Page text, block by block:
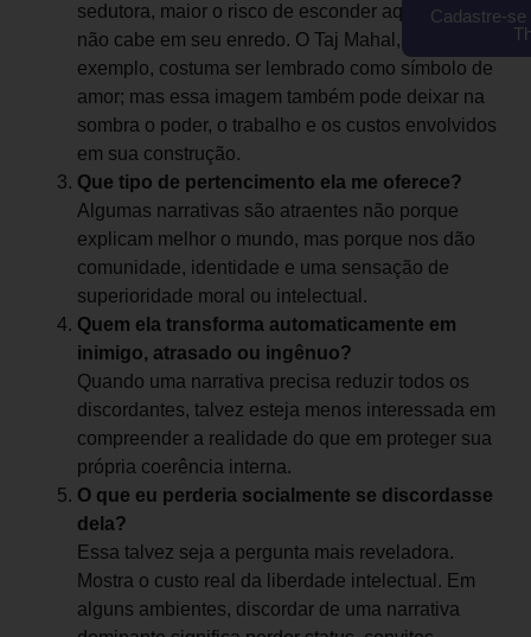
sedutora, maior o risco de esconder aquilo que
não cabe em seu enredo. O Taj Mahal, por
exemplo, costuma ser lembrado como símbolo de
amor; mas essa imagem também pode deixar na
sombra o poder, o trabalho e os custos envolvidos
em sua construção.
Que tipo de pertencimento ela me oferece?
Algumas narrativas são atraentes não porque
explicam melhor o mundo, mas porque nos dão
comunidade, identidade e uma sensação de
superioridade moral ou intelectual.
Quem ela transforma automaticamente em
inimigo, atrasado ou ingênuo?
Quando uma narrativa precisa reduzir todos os
discordantes, talvez esteja menos interessada em
compreender a realidade do que em proteger sua
própria coerência interna.
O que eu perderia socialmente se discordasse
dela?
Essa talvez seja a pergunta mais reveladora.
Mostra o custo real da liberdade intelectual. Em
alguns ambientes, discordar de uma narrativa
Cadastre-